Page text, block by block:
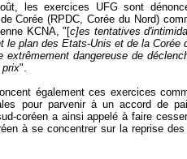
les exercices UFG sont
Corée (RPDC, Corée du Nord)
KCNA, "[c]es tentatives
le plan des Etats-Unis et de la Corée
dangereuse de
prix".
également ces exercices
pour parvenir à un accord de
coréen a ainsi appelé à faire
à se concentrer sur la reprise